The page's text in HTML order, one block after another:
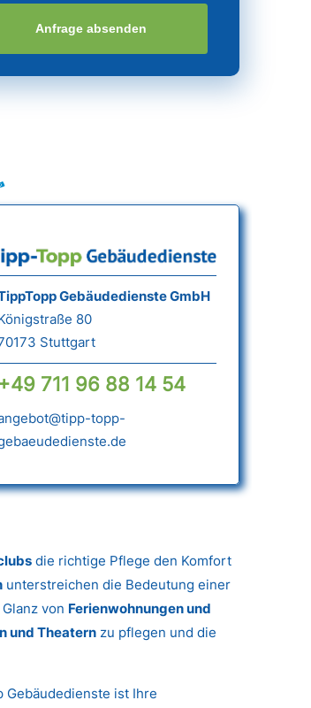
Anfrage absenden
Gebäudedienste GmbH
80
Stuttgart
+49 711 96 88 14 54
topp-
die richtige Pflege den Komfort
unterstreichen die Bedeutung einer
von Ferienwohnungen und
und Theatern zu pflegen und die
Gebäudedienste ist Ihre